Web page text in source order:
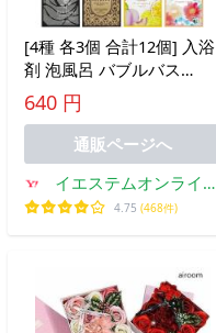
[4種 各3個 合計12個] 入浴
剤 泡風呂 バブルバス
12ml ローズ アロマカクテ
ル フルーツカクテル オレ
ンジハーブ アソート 個包
装 小分け
640 円
通販ページへ
イエステムオンライン
ストア
4.75 (468件)